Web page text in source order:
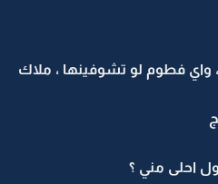
واي فطوم لو تشوفينها ، ملاك
احلى مني ؟